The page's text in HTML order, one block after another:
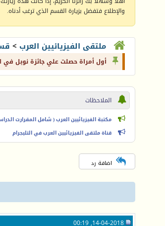
والإطلاع فتفضل بزيارة القسم الذي ترغب أدناه.
ملتقى الفيزيائيين العرب >
أول أمراة حصلت علي جائزة نوبل في
الملاحظات
مكتبة الفيزيائيين العرب ( شامل المقرارت
قناة ملتقى الفيزيائيين العرب في التليجرام
اضافة رد